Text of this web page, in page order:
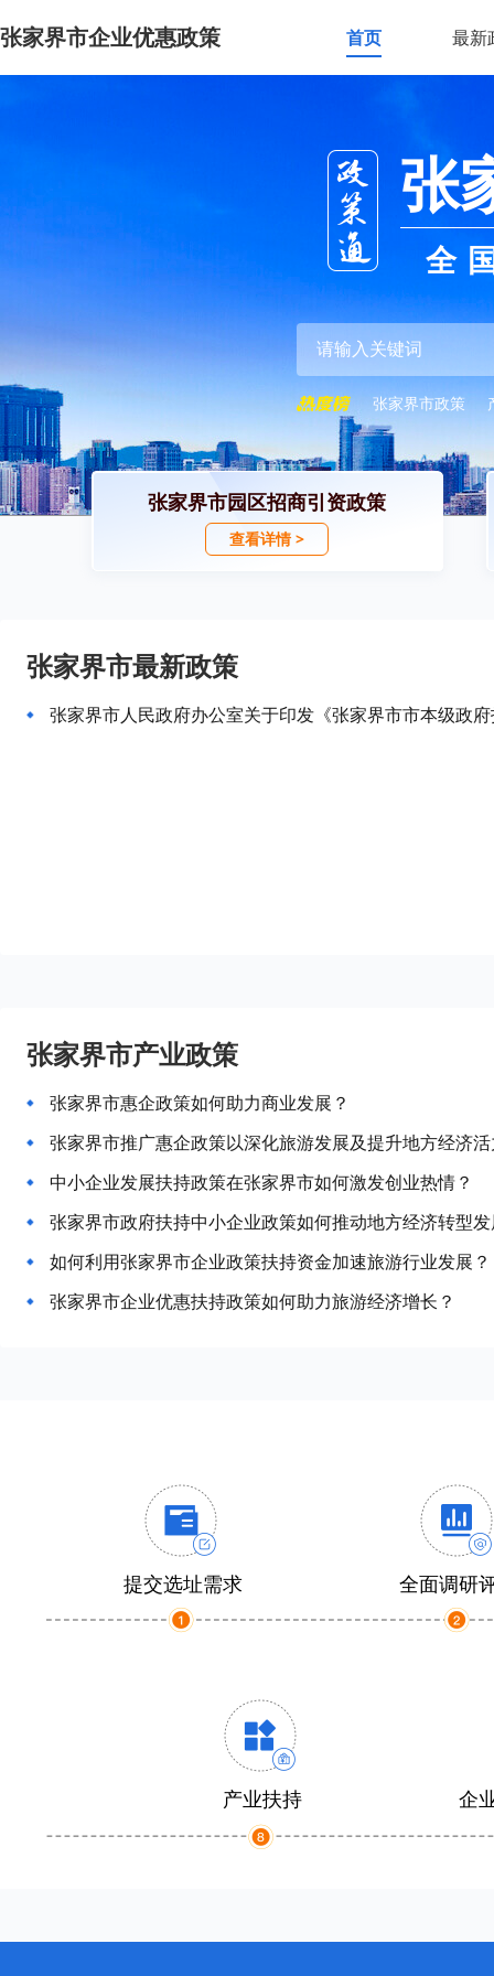
张家界市企业优惠政策 首页 最新
张
全
张家界市政策
张家界市园区招商引资政策
查看详情 >
张家界市最新政策
张家界市产业政策
张家界市惠企政策如何助力商业发展？
张家界市推广惠企政策以深化旅游发展及提升地方经济
中小企业发展扶持政策在张家界市如何激发创业热情？
张家界市政府扶持中小企业政策如何推动地方经济转型
如何利用张家界市企业政策扶持资金加速旅游行业发展？
张家界市企业优惠扶持政策如何助力旅游经济增长？
提交选址需求 全面调研
产业扶持 企